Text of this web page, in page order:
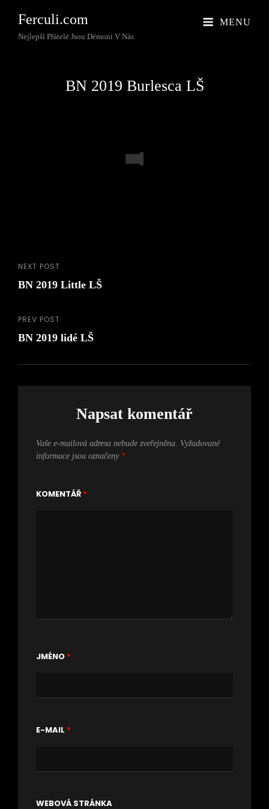
Ferculi.com
Nejlepší Přátelé Jsou Démoni V Nás
MENU
BN 2019 Burlesca LŠ
Navigace
příspěvek
Previous
Post
PREV POST
BN 2019 lidé LŠ
Next
Post
NEXT POST
BN 2019 Little LŠ
Napsat komentář
Vaše e-mailová adresa nebude zveřejněna. Vyžadované
informace jsou označeny *
KOMENTÁŘ *
JMÉNO *
E-MAIL *
WEBOVÁ STRÁNKA